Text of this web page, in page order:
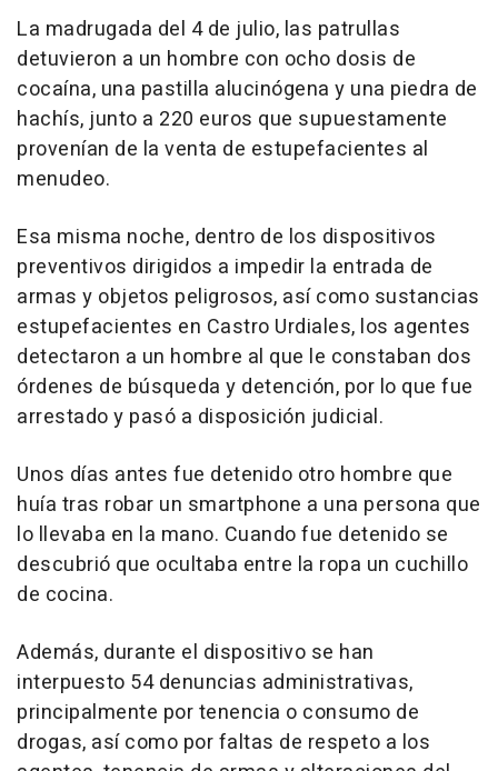
La madrugada del 4 de julio, las patrullas
detuvieron a un hombre con ocho dosis de
cocaína, una pastilla alucinógena y una piedra de
hachís, junto a 220 euros que supuestamente
provenían de la venta de estupefacientes al
menudeo.
Esa misma noche, dentro de los dispositivos
preventivos dirigidos a impedir la entrada de
armas y objetos peligrosos, así como sustancias
estupefacientes en Castro Urdiales, los agentes
detectaron a un hombre al que le constaban dos
órdenes de búsqueda y detención, por lo que fue
arrestado y pasó a disposición judicial.
Unos días antes fue detenido otro hombre que
huía tras robar un smartphone a una persona que
lo llevaba en la mano. Cuando fue detenido se
descubrió que ocultaba entre la ropa un cuchillo
de cocina.
Además, durante el dispositivo se han
interpuesto 54 denuncias administrativas,
principalmente por tenencia o consumo de
drogas, así como por faltas de respeto a los